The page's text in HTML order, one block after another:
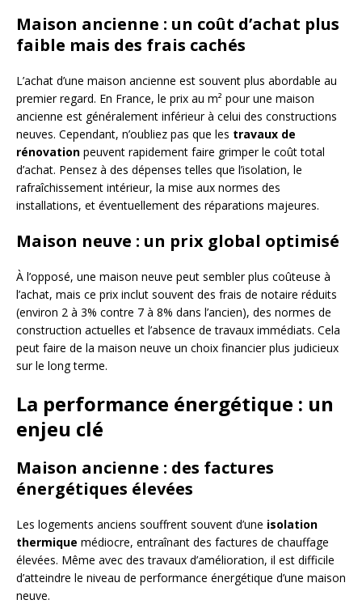
Maison ancienne : un coût d’achat plus
faible mais des frais cachés
L’achat d’une maison ancienne est souvent plus abordable au
premier regard. En France, le prix au m² pour une maison
ancienne est généralement inférieur à celui des constructions
neuves. Cependant, n’oubliez pas que les travaux de
rénovation peuvent rapidement faire grimper le coût total
d’achat. Pensez à des dépenses telles que l’isolation, le
rafraîchissement intérieur, la mise aux normes des
installations, et éventuellement des réparations majeures.
Maison neuve : un prix global optimisé
À l’opposé, une maison neuve peut sembler plus coûteuse à
l’achat, mais ce prix inclut souvent des frais de notaire réduits
(environ 2 à 3% contre 7 à 8% dans l’ancien), des normes de
construction actuelles et l’absence de travaux immédiats. Cela
peut faire de la maison neuve un choix financier plus judicieux
sur le long terme.
La performance énergétique : un
enjeu clé
Maison ancienne : des factures
énergétiques élevées
Les logements anciens souffrent souvent d’une isolation
thermique médiocre, entraînant des factures de chauffage
élevées. Même avec des travaux d’amélioration, il est difficile
d’atteindre le niveau de performance énergétique d’une maison
neuve.